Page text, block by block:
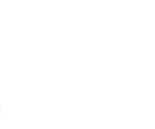
bireylerin potansiyel
olabilir.